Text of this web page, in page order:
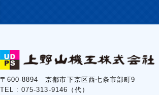
〒600-8894 京都市下京区西七条市部町9
TEL : 075-313-9146（代）